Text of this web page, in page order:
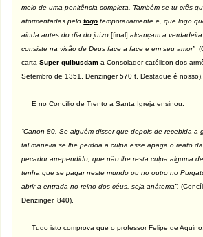
meio de uma penitência completa. Também se tu crês
atormentadas pelofogo temporariamente e, que logo
ainda antes do dia do juízo[final]alcançam a
consiste na visão de Deus face a face e em seu amor”
cartaSuper quibusdam a Consolador católicon dos
Setembro de 1351. Denzinger 570 t. Destaque é nosso).
E no Concílio de Trento a Santa Igreja ensinou:
“Canon 80. Se alguém disser que depois de recebida a
tal maneira se lhe perdoa a culpa esse apaga o reato
pecador arrependido, que não lhe resta culpa alguma
tenha que se pagar neste mundo ou no outro no
abrir a entrada no reino dos céus, seja anátema”.
Denzinger, 840).
Tudo isto comprova que o professor Felipe de